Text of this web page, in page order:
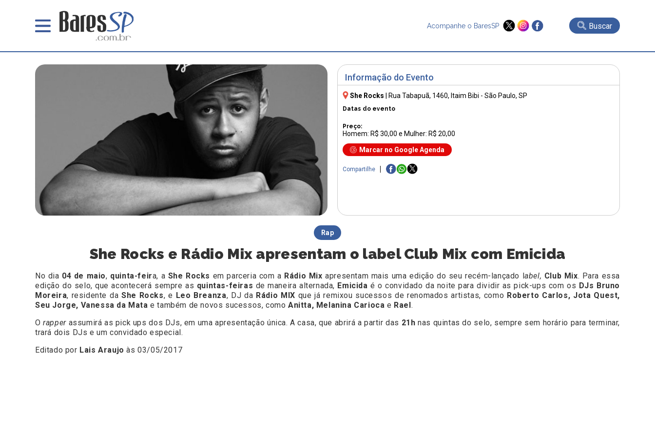
Acompanhe o BaresSP Buscar
Informação do Evento
She Rocks Rua Tabapuã, 1460, Itaim Bibi - São Paulo, SP
Datas do evento
Preço:
Homem: R$ 30,00 e Mulher: R$ 20,00
Marcar no Google Agenda
Compartilhe
Rap
She Rocks e Rádio Mix apresentam o label Club Mix com Emicida
No dia 04 de maio, quinta-feira, a She Rocks em parceria com a Rádio Mixapresentam mais uma edição do seu recém-lançado label, Club Mix. Para essa
edição do selo, que acontecerá sempre as quintas-feiras de maneira alternada, Emicida é o convidado da noite para dividir as pick-ups com os DJs Bruno
Moreira, residente da She Rocks, e Leo Breanza, DJ da Rádio MIX que já remixou sucessos de renomados artistas, como Roberto Carlos, Jota Quest,
Seu Jorge, Vanessa da Mata e também de novos sucessos, comoAnitta, Melanina Cariocae Rael .
Orapperassumirá as pick ups dos DJs, em uma apresentação única. A casa, que abrirá a partir das 21h nas quintas do selo, sempre sem horário para terminar,
trará dois DJs e um convidado especial.
Editado por Lais Araujo às 03/05/2017